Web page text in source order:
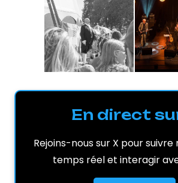
En direct
Rejoins-nous sur X pour suivre
temps réel et interagir